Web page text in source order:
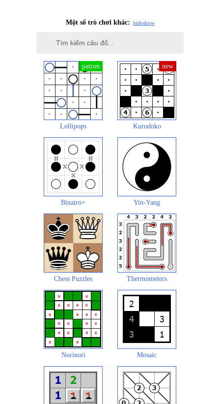
Một số trò chơi khác: hideshow
Lollipops Kurodoko
Binairo+ Yin-Yang
Chess Puzzles Thermometers
Norinori Mosaic